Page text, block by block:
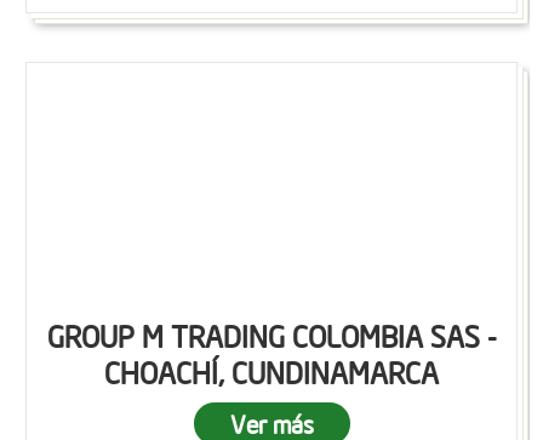
GROUP M TRADING COLOMBIA SAS -
CHOACHÍ, CUNDINAMARCA
Ver más